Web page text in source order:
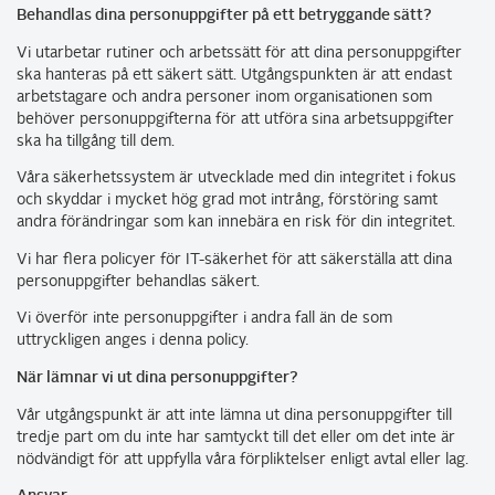
Behandlas dina personuppgifter på ett betryggande sätt?
Vi utarbetar rutiner och arbetssätt för att dina personuppgifter
ska hanteras på ett säkert sätt. Utgångspunkten är att endast
arbetstagare och andra personer inom organisationen som
behöver personuppgifterna för att utföra sina arbetsuppgifter
ska ha tillgång till dem.
Våra säkerhetssystem är utvecklade med din integritet i fokus
och skyddar i mycket hög grad mot intrång, förstöring samt
andra förändringar som kan innebära en risk för din integritet.
Vi har flera policyer för IT-säkerhet för att säkerställa att dina
personuppgifter behandlas säkert.
Vi överför inte personuppgifter i andra fall än de som
uttryckligen anges i denna policy.
När lämnar vi ut dina personuppgifter?
Vår utgångspunkt är att inte lämna ut dina personuppgifter till
tredje part om du inte har samtyckt till det eller om det inte är
nödvändigt för att uppfylla våra förpliktelser enligt avtal eller lag.